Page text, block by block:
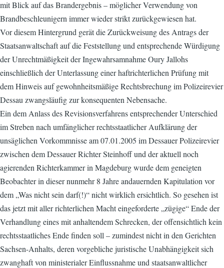
mit Blick auf das Brandergebnis – möglicher Verwendung von
Brandbeschleunigern immer wieder strikt zurückgewiesen hat.
Vor diesem Hintergrund gerät die Zurückweisung des Antrags der
Staatsanwaltschaft auf die Feststellung und entsprechende Würdigung
der Unrechtmäßigkeit der Ingewahrsamnahme Oury Jallohs
einschließlich der Unterlassung einer haftrichterlichen Prüfung mit
dem Hinweis auf gewohnheitsmäßige Rechtsbrechung im Polizeirevier
Dessau zwangsläufig zur konsequenten Nebensache.
Ein dem Anlass des Revisionsverfahrens entsprechender Unterschied
im Streben nach umfänglicher rechtsstaatlicher Aufklärung der
unsäglichen Vorkommnisse am 07.01.2005 im Dessauer Polizeirevier
zwischen dem Dessauer Richter Steinhoff und der aktuell noch
agierenden Richterkammer in Magdeburg wurde dem geneigten
Beobachter in dieser nunmehr 8 Jahre andauernden Kapitulation vor
dem „Was nicht sein darf(!)“ nicht wirklich ersichtlich. So gesehen ist
das jetzt mit aller richterlichen Macht eingeforderte „zügige“ Ende der
Verhandlung eines mit anhaltendem Schrecken, der offensichtlich kein
rechtsstaatliches Ende finden soll – zumindest nicht in den Gerichten
Sachsen-Anhalts, deren vorgebliche juristische Unabhängigkeit sich
zwanghaft von ministerialer Einflussnahme und staatsanwaltlicher